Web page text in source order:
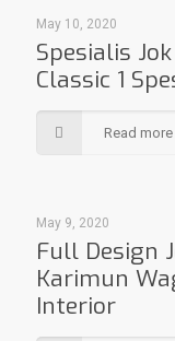
May 10, 2020
Spesialis
Classic 1
Read more
May 9, 2020
Full Design
Karimun
Interior